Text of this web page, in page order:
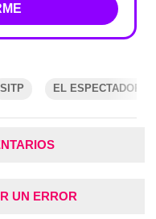
SITP EL ESPECTADOR
UN ERROR